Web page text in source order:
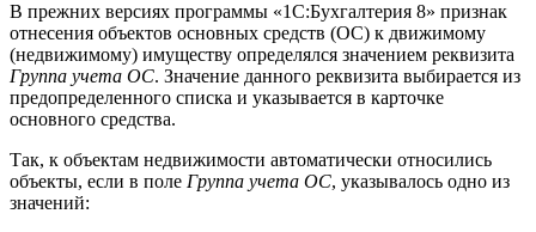
В прежних версиях программы «1С:Бухгалтерия 8» признак
отнесения объектов основных средств (ОС) к движимому
(недвижимому) имуществу определялся значением реквизита
Группа учета ОС. Значение данного реквизита выбирается из
предопределенного списка и указывается в карточке
основного средства.
Так, к объектам недвижимости автоматически относились
объекты, если в поле Группа учета ОС, указывалось одно из
значений: